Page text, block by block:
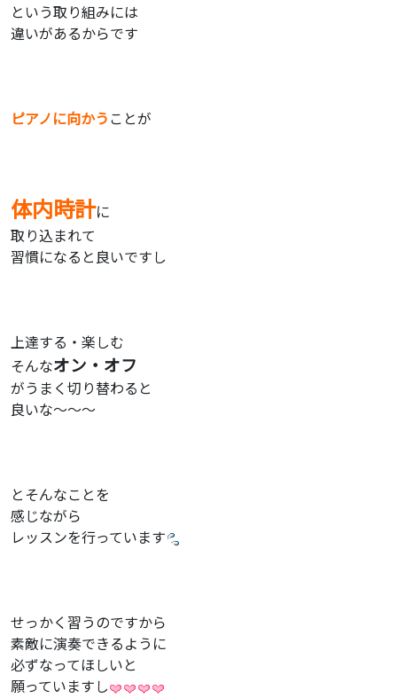
という取り組みには
違いがあるからです
ピアノに向かう ことが
体内時計に
取り込まれて
習慣になると良いですし
上達する・楽しむ
そんなオン・オフ
がうまく切り替わると
良いな〜〜〜
とそんなことを
感じながら
レッスンを行っています
せっかく習うのですから
素敵に演奏できるように
必ずなってほしいと
願っていますし